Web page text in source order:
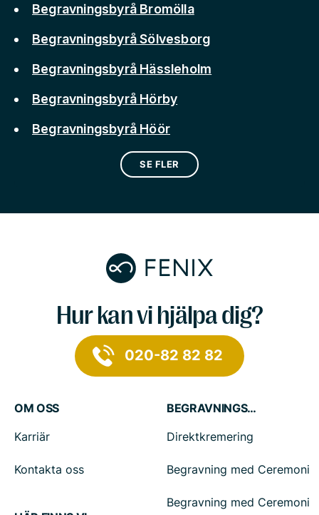
Begravningsbyrå Bromölla
Begravningsbyrå Sölvesborg
Begravningsbyrå Hässleholm
Begravningsbyrå Hörby
Begravningsbyrå Höör
SE FLER
Hur kan vi hjälpa dig?
020-82 82 82
OM OSS
Karriär
Kontakta oss
BEGRAVNINGSTJÄNSTER
Direktkremering
Begravning med Ceremoni
Begravning med Ceremoni